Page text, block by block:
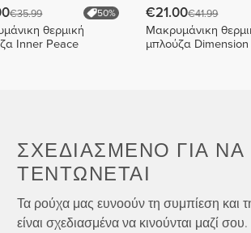
€35.99 50%
θερμική
Inner Peace
€21.00€41.99
Μακρυμάνικη
μπλούζα Dimension
ΣΧΕΔΙΑΣΜΈΝΟ ΓΙΑ ΝΑ
ΤΕΝΤΏΝΕΤΑΙ
Τα ρούχα μας ευνοούν τη συμπίεση και
είναι σχεδιασμένα να κινούνται μαζί σου.